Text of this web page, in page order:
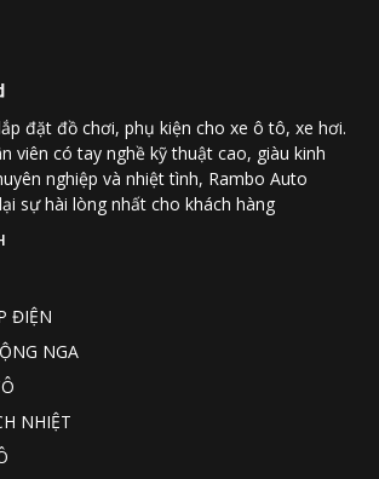
đặt đồ chơi, phụ kiện cho xe ô tô, xe hơi.
viên có tay nghề kỹ thuật cao, giàu kinh
nghiệp và nhiệt tình, Rambo Auto
sự hài lòng nhất cho khách hàng
ĐIỆN
NGA
NHIỆT